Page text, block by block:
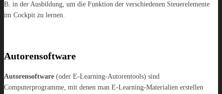
B. in der Ausbildung, um die Funktion der verschiedenen Steuerelemente
im Cockpit zu lernen.
Autorensoftware
Autorensoftware (oder E-Learning-Autorentools) sind
Computerprogramme, mit denen man E-Learning-Materialien erstellen